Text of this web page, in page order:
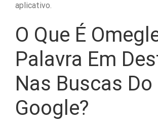
aplicativo.
O Que É
Palavra Em
Nas Buscas Do
Google?